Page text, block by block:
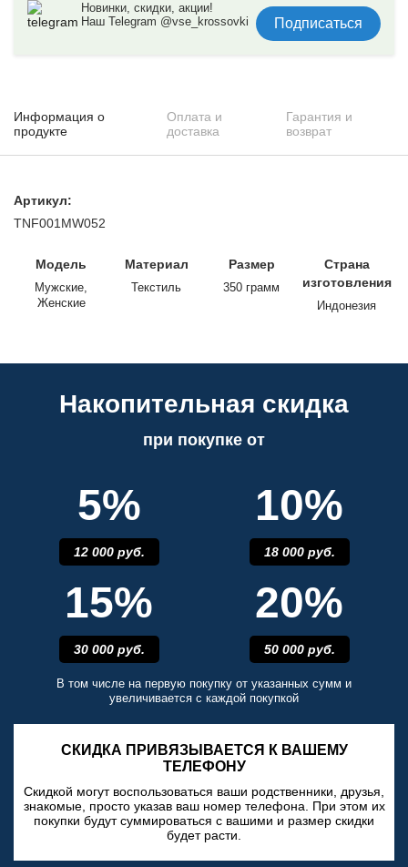
Новинки, скидки, акции!
Наш Telegram @vse_krossovki
Подписаться
Информация о
продукте
Оплата и
доставка
Гарантия и
возврат
Артикул:
TNF001MW052
Модель
Мужские,
Женские
Материал
Текстиль
Размер
350 грамм
Страна
изготовления
Индонезия
Накопительная скидка
при покупке от
5%
12 000 руб.
10%
18 000 руб.
15%
30 000 руб.
20%
50 000 руб.
В том числе на первую покупку от указанных сумм и
увеличивается с каждой покупкой
СКИДКА ПРИВЯЗЫВАЕТСЯ К ВАШЕМУ
ТЕЛЕФОНУ
Скидкой могут воспользоваться ваши родственники, друзья,
знакомые, просто указав ваш номер телефона. При этом их
покупки будут суммироваться с вашими и размер скидки
будет расти.